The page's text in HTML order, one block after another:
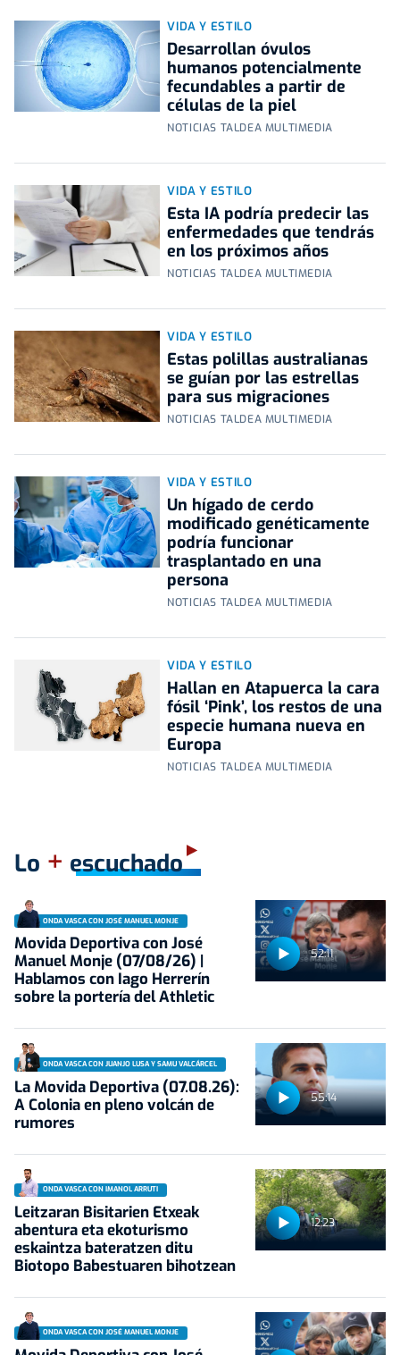
VIDA Y ESTILO
Desarrollan óvulos
humanos potencialmente
fecundables a partir de
células de la piel
NOTICIAS TALDEA MULTIMEDIA
VIDA Y ESTILO
Esta IA podría predecir las
enfermedades que tendrás
en los próximos años
NOTICIAS TALDEA MULTIMEDIA
VIDA Y ESTILO
Estas polillas australianas
se guían por las estrellas
para sus migraciones
NOTICIAS TALDEA MULTIMEDIA
VIDA Y ESTILO
Un hígado de cerdo
modificado genéticamente
podría funcionar
trasplantado en una
persona
NOTICIAS TALDEA MULTIMEDIA
VIDA Y ESTILO
Hallan en Atapuerca la cara
fósil ‘Pink’, los restos de una
especie humana nueva en
Europa
NOTICIAS TALDEA MULTIMEDIA
Lo + escuchado
52:11
ONDA VASCA CON JOSÉ MANUEL MONJE
Movida Deportiva con José
Manuel Monje (07/08/26) |
Hablamos con Iago Herrerín
sobre la portería del Athletic
55:14
ONDA VASCA CON JUANJO LUSA Y SAMU VALCÁRCEL
La Movida Deportiva (07.08.26):
A Colonia en pleno volcán de
rumores
12:23
ONDA VASCA CON IMANOL ARRUTI
Leitzaran Bisitarien Etxeak
abentura eta ekoturismo
eskaintza bateratzen ditu
Biotopo Babestuaren bihotzean
ONDA VASCA CON JOSÉ MANUEL MONJE